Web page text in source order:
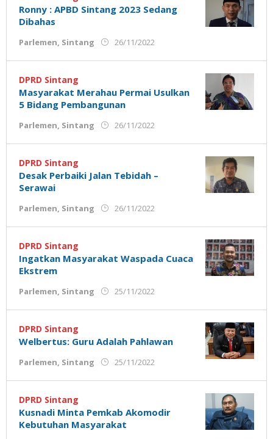
Ronny : APBD Sintang 2023 Sedang
Dibahas
Parlemen, Sintang 26/11/2022
Ujung
DPRD Sintang
Masyarakat Merahau Permai Usulkan
5 Bidang Pembangunan
Parlemen, Sintang 26/11/2022
Ujung
DPRD Sintang
Desak Perbaiki Jalan Tebidah –
Serawai
Parlemen, Sintang 26/11/2022
Ujung
DPRD Sintang
Ingatkan Masyarakat Waspada Cuaca
Ekstrem
Parlemen, Sintang 25/11/2022
Ujung
DPRD Sintang
Welbertus: Guru Adalah Pahlawan
Parlemen, Sintang 25/11/2022
Ujung
DPRD Sintang
Kusnadi Minta Pemkab Akomodir
Kebutuhan Masyarakat